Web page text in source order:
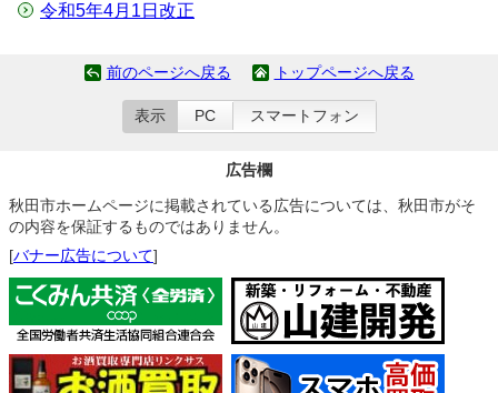
令和5年4月1日改正
前のページへ戻る トップページへ戻る
表示 PC スマートフォン
広告欄
秋田市ホームページに掲載されている広告については、秋田市がそ
の内容を保証するものではありません。
[バナー広告について]